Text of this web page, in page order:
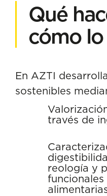
Qué
cómo
En AZTI
sostenibles
través de
reología y